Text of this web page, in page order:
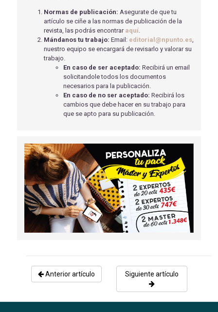
INSOMNIO DURANTE EL EMBARAZO: INVESTIGANDO
SOBRE EL USO DE LA MELATONINA PARA COMBATIRLO
de Haro Monache, M., Rincón Vega, G., Mohamed Fehmi, N
08/09/2022
IMPACTO PSICOLÓGICO DE LAS ÚLCERAS POR
PRESIÓN ¿CUÁLES SON LAS INTERVENCIONES
ENFERMERAS PARA PALIARLO?
González Huergo, C.M- 26/05/2021
BENEFICIOS DEL PILATES EN EL EMBARAZO, PARTO Y
TRATAMIENTO QUIRÚRGICO DE ESTENOSIS SEVERA
DE CANAL LUMBAR.
Fuentes García A.- 02/04/2018
Normas de publicación: Asegurate de que tu
artículo se ciñe a las normas de publicación de la
revista, las podrás encontrar aquí
Mándanos tu trabajo: Email: editorial@npunto.es
nuestro equipo se encargará de revisarlo y valorar su
trabajo.
En caso de ser aceptado: Recibirá un email
solicitandole todos los documentos
necesarios para la publicación.
En caso de no ser aceptado: Recibirá los
cambios que debe hacer en su trabajo para
que se apto para su publicación.
Anterior artículo Siguiente artículo